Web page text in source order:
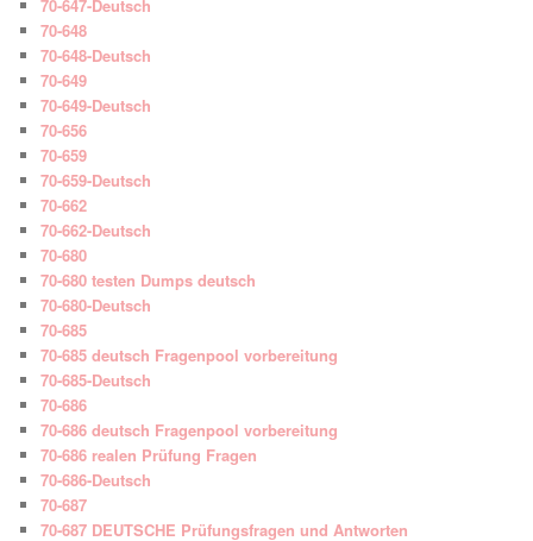
70-647-Deutsch
70-648
70-648-Deutsch
70-649
70-649-Deutsch
70-656
70-659
70-659-Deutsch
70-662
70-662-Deutsch
70-680
70-680 testen Dumps deutsch
70-680-Deutsch
70-685
70-685 deutsch Fragenpool vorbereitung
70-685-Deutsch
70-686
70-686 deutsch Fragenpool vorbereitung
70-686 realen Prüfung Fragen
70-686-Deutsch
70-687
70-687 DEUTSCHE Prüfungsfragen und Antworten